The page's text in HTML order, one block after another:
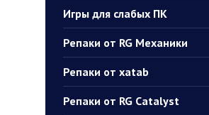
Игры для слабых ПК
Репаки от RG Механики
Репаки от xatab
Репаки от RG Catalyst